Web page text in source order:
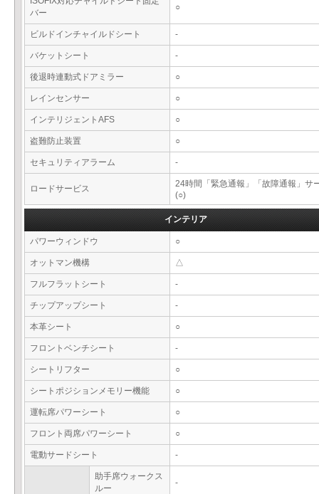
バー
○
ビルドインチャイルドシート -
バケットシート -
後退時連動式ドアミラー ○
レインセンサー ○
インテリジェントAFS ○
盗難防止装置 ○
セキュリティアラーム -
ロードサービス
24時間「緊急通報」「故障通報」サ
(○)
インテリア
パワーウィンドウ ○
オットマン機構 △
フルフラットシート -
チップアップシート -
本革シート ○
フロントベンチシート -
シートリフター ○
シートポジションメモリー機能 ○
運転席パワーシート ○
フロント両席パワーシート ○
電動サードシート -
助手席ウォークス
ルー
-